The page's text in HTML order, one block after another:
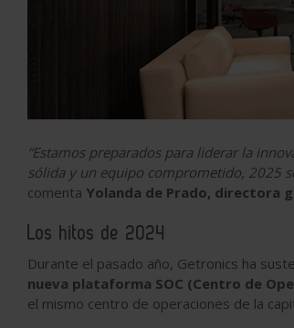
“Estamos preparados para liderar la
sólida y un equipo comprometido, 2025
comenta Yolanda de Prado, directora
Los hitos de 2024
Durante el pasado año, Getronics ha
nueva plataforma SOC (Centro de
el mismo centro de operaciones de la